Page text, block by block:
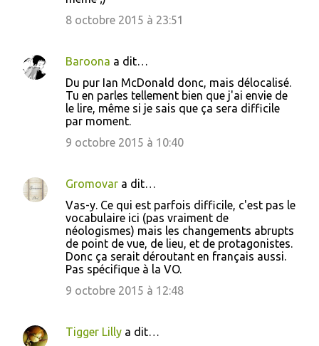
8 octobre 2015 à 23:51
Baroona a dit…
Du pur Ian McDonald donc, mais délocalisé.
Tu en parles tellement bien que j'ai envie de
le lire, même si je sais que ça sera difficile
par moment.
9 octobre 2015 à 10:40
Gromovar a dit…
Vas-y. Ce qui est parfois difficile, c'est pas le
vocabulaire ici (pas vraiment de
néologismes) mais les changements abrupts
de point de vue, de lieu, et de protagonistes.
Donc ça serait déroutant en français aussi.
Pas spécifique à la VO.
9 octobre 2015 à 12:48
Tigger Lilly a dit…